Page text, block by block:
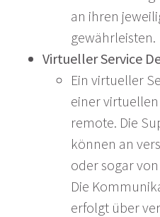
an ihren
gewährleisten.
Virtueller Service
Ein virtueller
einer
remote. Die
können an
oder sogar
Die
erfolgt über